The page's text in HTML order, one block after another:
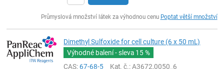
Průmyslová množství látek za výhodnou cenu Poptat větší množství
Dimethyl Sulfoxide for cell culture (6 x 50 mL)
Výhodné balení - sleva 15 %
CAS:67-68-5 Kat. č.: A3672,0050_6